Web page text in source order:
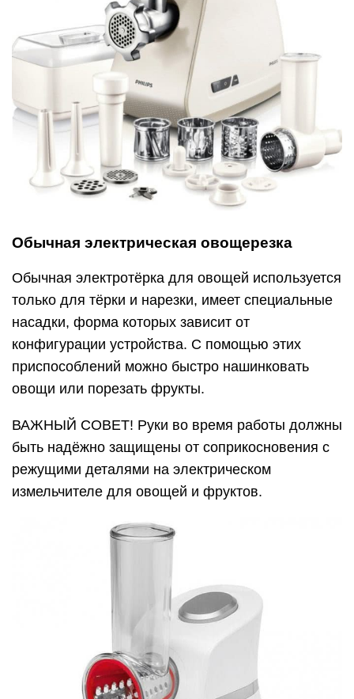
Обычная электрическая овощерезка
Обычная электротёрка для овощей используется
только для тёрки и нарезки, имеет специальные
насадки, форма которых зависит от
конфигурации устройства. С помощью этих
приспособлений можно быстро нашинковать
овощи или порезать фрукты.
ВАЖНЫЙ СОВЕТ! Руки во время работы должны
быть надёжно защищены от соприкосновения с
режущими деталями на электрическом
измельчителе для овощей и фруктов.